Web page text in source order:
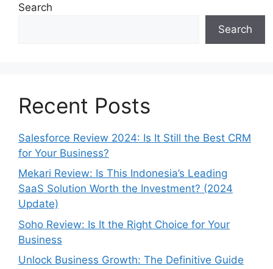
Search
Search
Recent Posts
Salesforce Review 2024: Is It Still the Best CRM
for Your Business?
Mekari Review: Is This Indonesia’s Leading
SaaS Solution Worth the Investment? (2024
Update)
Soho Review: Is It the Right Choice for Your
Business
Unlock Business Growth: The Definitive Guide